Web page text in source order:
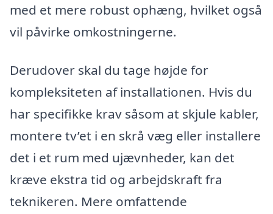
med et mere robust ophæng, hvilket også
vil påvirke omkostningerne.
Derudover skal du tage højde for
kompleksiteten af installationen. Hvis du
har specifikke krav såsom at skjule kabler,
montere tv’et i en skrå væg eller installere
det i et rum med ujævnheder, kan det
kræve ekstra tid og arbejdskraft fra
teknikeren. Mere omfattende